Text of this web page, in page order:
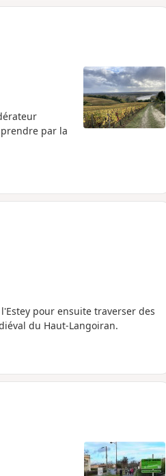
par la
pour ensuite traverser des
du Haut-Langoiran.